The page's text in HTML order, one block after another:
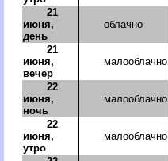
21
июня,
день
облачно
21
июня,
вечер
малооблачно
22
июня,
ночь
малооблачно
22
июня,
утро
малооблачно